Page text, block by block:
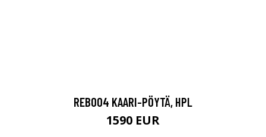
REB004 KAARI-PÖYTÄ, HPL
1590 EUR